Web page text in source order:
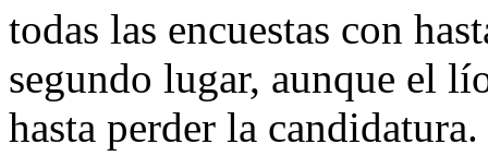
todas las encuestas con
segundo lugar, aunque el
hasta perder la candidatura.